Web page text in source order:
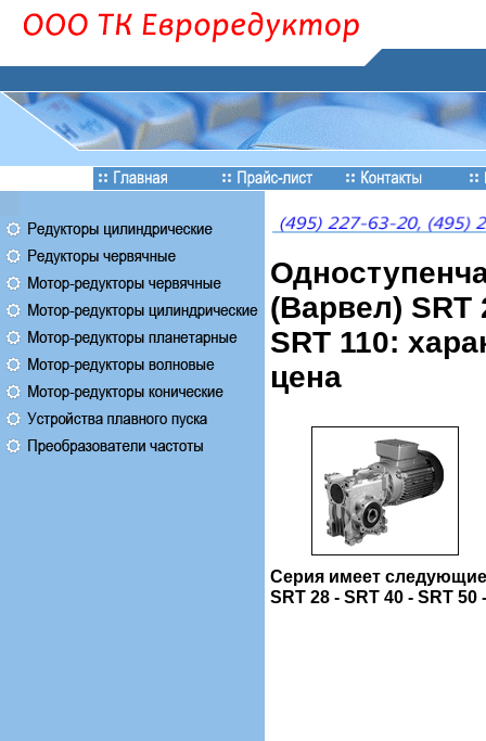
(Варвел) SRT
SRT 110:
цена
Серия имеет
SRT 28 - SRT 40 - SRT 50